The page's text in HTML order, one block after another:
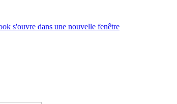
s'ouvre dans une nouvelle fenêtre